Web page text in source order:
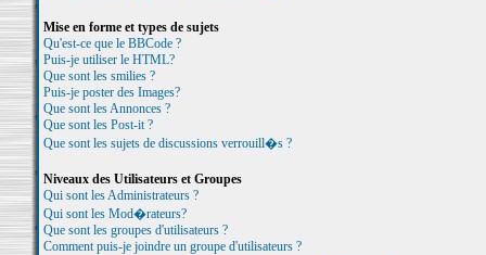
Mise en forme et types de sujets
Qu'est-ce que le BBCode ?
Puis-je utiliser le HTML?
Que sont les smilies ?
Puis-je poster des Images?
Que sont les Annonces ?
Que sont les Post-it ?
Que sont les sujets de discussions verrouill�s ?
Niveaux des Utilisateurs et Groupes
Qui sont les Administrateurs ?
Qui sont les Mod�rateurs?
Que sont les groupes d'utilisateurs ?
Comment puis-je joindre un groupe d'utilisateurs ?